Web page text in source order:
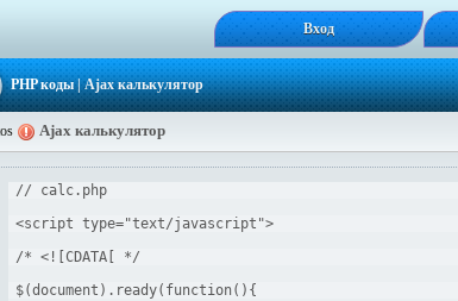
Вход
PHP коды| Ajax калькулятор
Ajax калькулятор
// calc.php
<script type="text/javascript">
/* <![CDATA[ */
$(document).ready(function(){